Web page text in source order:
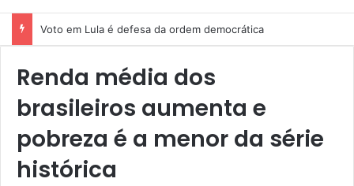
Nota de solidariedade ao povo venezuelano
Renda média dos
brasileiros aumenta e
pobreza é a menor da série
histórica